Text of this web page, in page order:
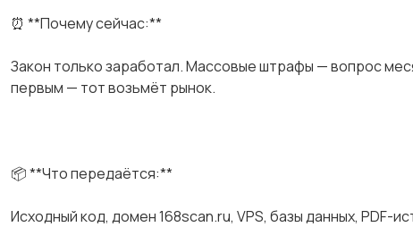
⏰ **Почему сейчас:**
Закон только заработал. Массовые штрафы — вопрос
первым — тот возьмёт рынок.
📦 **Что передаётся:**
Исходный код, домен 168scan.ru, VРS, базы данных, РDF-